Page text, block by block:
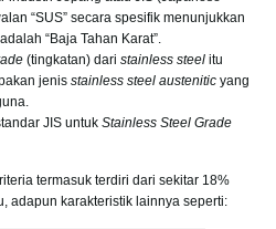
“SUS” secara spesifik menunjukkan
“Baja Tahan Karat”.
(tingkatan) dari stainless steel itu
jenis stainless steel austenitic yang
JIS untuk Stainless Steel Grade
termasuk terdiri dari sekitar 18%
adapun karakteristik lainnya seperti: